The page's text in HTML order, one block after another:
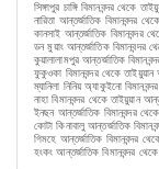
সিঙ্গাপুর চাঙ্গি বিমানবন্দর থেকে
নারিতা আন্তর্জাতিক বিমানবন্দর
কানসাই আন্তর্জাতিক বিমানবন্দর
ডন মুয়াং আন্তর্জাতিক বিমানবন্দর
কুয়ালালামপুর আন্তর্জাতিক
ফুকুওকা বিমানবন্দর থেকে তাইয়ুয়ান
ম্যানিলা নিনিয় অ্যাকুইনো
নাহা বিমানবন্দর থেকে তাইয়ুয়ান
ইনছন আন্তর্জাতিক বিমানবন্দর
কোটা কিনাবালু আন্তর্জাতিক
গিমহে আন্তর্জাতিক বিমানবন্দর
হংকং আন্তর্জাতিক বিমানবন্দর